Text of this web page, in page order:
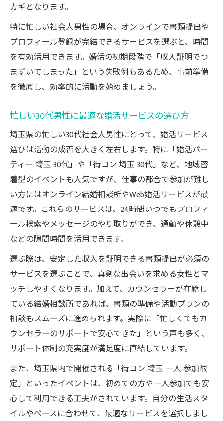
カギとなります。
特に忙しい社会人男性の場合、オンラインで書類提出や
プロフィール登録が完結できるサービスを選ぶと、時間
を有効活用できます。婚活の初期段階で「収入証明でつ
まずいてしまった」という失敗例もあるため、事前準備
を徹底し、効率的に活動を始めましょう。
忙しい30代男性に最適な婚活サービスの選び方
埼玉県の忙しい30代社会人男性にとって、婚活サービス
選びは活動の成否を大きく左右します。特に「婚活パー
ティー 埼玉 30代」や「街コン 埼玉 30代」など、地域密
着型のイベントも人気ですが、仕事の都合で参加が難し
い方にはオンライン結婚相談所やWeb婚活サービスが最
適です。これらのサービスは、24時間いつでもプロフィ
ール検索やメッセージのやり取りができ、通勤や休憩中
などの隙間時間を活用できます。
選ぶ際は、安定した収入を証明できる書類提出が必須の
サービスを選ぶことで、真剣な出会いを求める女性とマ
ッチしやすくなります。加えて、カウンセラーが在籍し
ている結婚相談所であれば、書類の準備や活動プランの
相談もスムーズに進められます。実際に「忙しくてもカ
ウンセラーのサポートで安心できた」という声も多く、
サポート体制の充実度が満足度に直結しています。
また、埼玉県内で開催される「街コン 埼玉 一人 参加限
定」といったイベントは、初めての方や一人参加でも安
心して利用できる工夫がされています。自分の生活スタ
イルやペースに合わせて、最適なサービスを選択しまし